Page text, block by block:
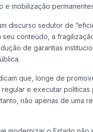
e mobilização
discurso sedutor de
conteúdo, a
de garantias
que, longe de
e executar
não apenas de uma